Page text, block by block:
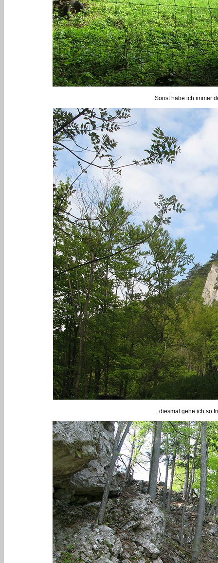
Sonst habe ich immer
... diesmal gehe ich so